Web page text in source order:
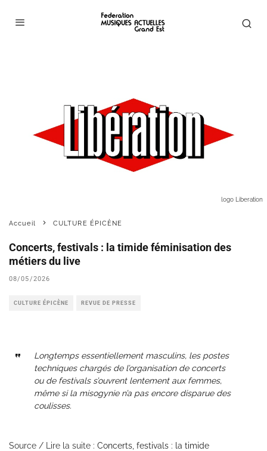
logo Liberation
Accueil CULTURE ÉPICÈNE
Concerts, festivals : la timide féminisation des
métiers du live
08/05/2026
CULTURE ÉPICÈNE REVUE DE PRESSE
Longtemps essentiellement masculins, les postes
techniques chargés de l’organisation de concerts
ou de festivals s’ouvrent lentement aux femmes,
même si la misogynie n’a pas encore disparue des
coulisses.
Source / Lire la suite : Concerts, festivals : la timide